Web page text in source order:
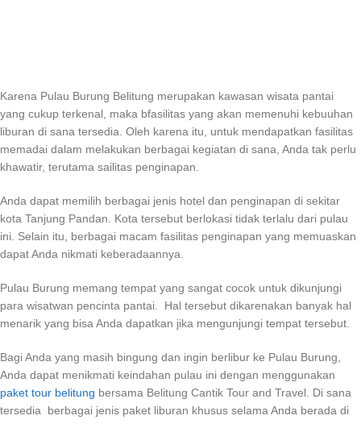
Karena Pulau Burung Belitung merupakan kawasan wisata pantai
yang cukup terkenal, maka bfasilitas yang akan memenuhi kebuuhan
liburan di sana tersedia. Oleh karena itu, untuk mendapatkan fasilitas
memadai dalam melakukan berbagai kegiatan di sana, Anda tak perlu
khawatir, terutama sailitas penginapan.
Anda dapat memilih berbagai jenis hotel dan penginapan di sekitar
kota Tanjung Pandan. Kota tersebut berlokasi tidak terlalu dari pulau
ini. Selain itu, berbagai macam fasilitas penginapan yang memuaskan
dapat Anda nikmati keberadaannya.
Pulau Burung memang tempat yang sangat cocok untuk dikunjungi
para wisatwan pencinta pantai. Hal tersebut dikarenakan banyak hal
menarik yang bisa Anda dapatkan jika mengunjungi tempat tersebut.
Bagi Anda yang masih bingung dan ingin berlibur ke Pulau Burung,
Anda dapat menikmati keindahan pulau ini dengan menggunakan
paket tour belitung bersama Belitung Cantik Tour and Travel. Di sana
tersedia berbagai jenis paket liburan khusus selama Anda berada di